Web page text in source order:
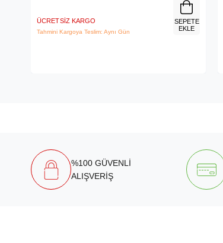
ÜCRETSIZ KARGO
Tahmini Kargoya Teslim: Aynı Gün
SEPETE
EKLE
%100 GÜVENLİ
ALIŞVERİŞ